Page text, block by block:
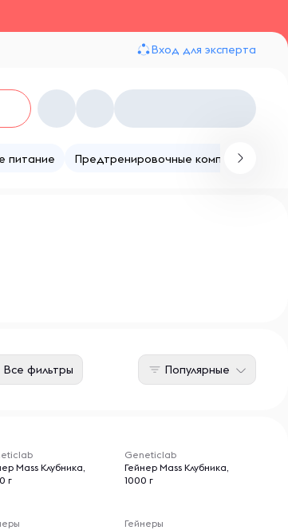
Вход для эксперта
питание Предтренировочные комплексы
Все фильтры Популярные
Mass Клубника,
г
Geneticlab
Гейнер Mass Клубника,
1000 г
Гейнеры